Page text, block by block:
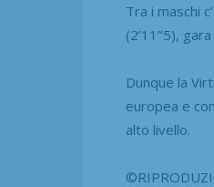
Tra i maschi
(2’11’’5),
Dunque la
europea e
alto livello.